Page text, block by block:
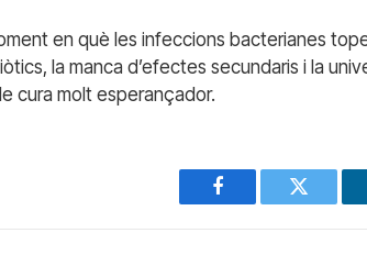
en què les infeccions bacterianes
la manca d’efectes secundaris i la
cura molt esperançador.
Facebook Twitter